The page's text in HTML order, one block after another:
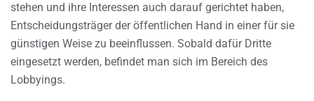
stehen und ihre Interessen auch darauf gerichtet haben,
Entscheidungsträger der öffentlichen Hand in einer für sie
günstigen Weise zu beeinflussen. Sobald dafür Dritte
eingesetzt werden, befindet man sich im Bereich des
Lobbyings.